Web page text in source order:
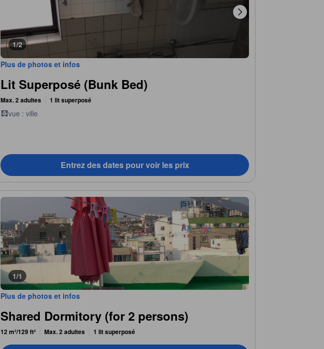
1/2
Plus de photos et infos
Lit Superposé (Bunk Bed)
Max. 2 adultes 1 lit superposé
vue : ville
Entrez des dates pour voir les prix
1/1
Plus de photos et infos
Shared Dormitory (for 2 persons)
12 m²/129 ft² Max. 2 adultes 1 lit superposé